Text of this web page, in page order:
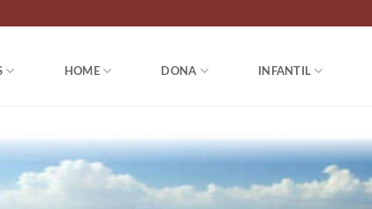
HOME DONA INFANTIL